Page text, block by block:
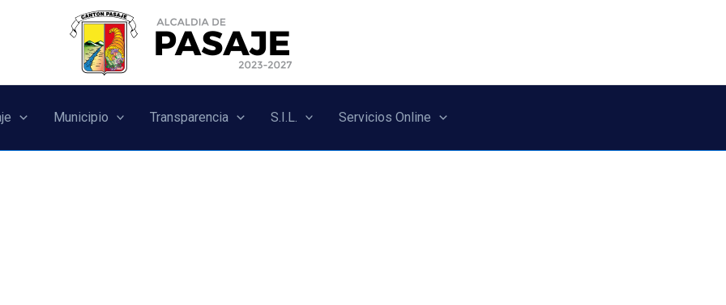
Municipio Transparencia S.I.L. Servicios Online